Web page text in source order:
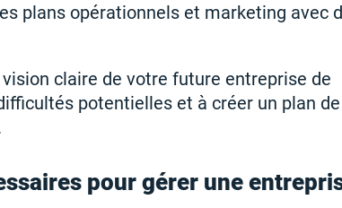
plans opérationnels et marketing avec
claire de votre future entreprise de
potentielles et à créer un plan de
pour gérer une